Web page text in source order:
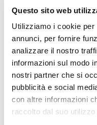
Questo sito web
Utilizziamo i cookie
annunci, per fornire
analizzare il nostro
informazioni sul modo
nostri partner che si
pubblicità e social
con altre informazioni
raccolto dal suo
/ALL/BRANDING